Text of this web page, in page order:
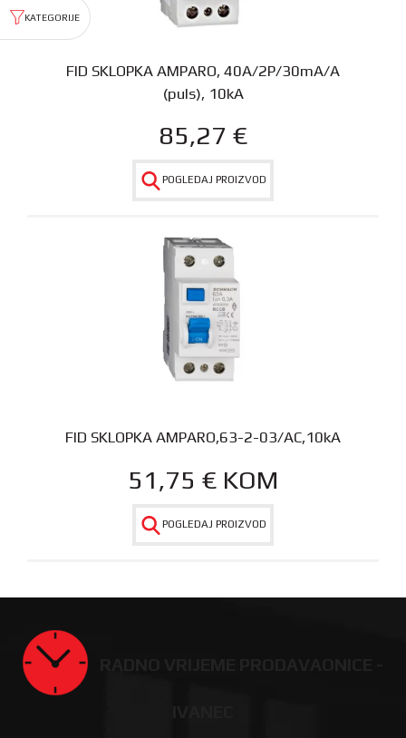
FID SKLOPKA AMPARO, 40A/2P/30mA/A
(puls), 10kA
85,27 €
POGLEDAJ PROIZVOD
FID SKLOPKA AMPARO,63-2-03/AC,10kA
51,75 € KOM
POGLEDAJ PROIZVOD